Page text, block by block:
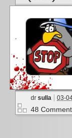
dr sulla 03-
48